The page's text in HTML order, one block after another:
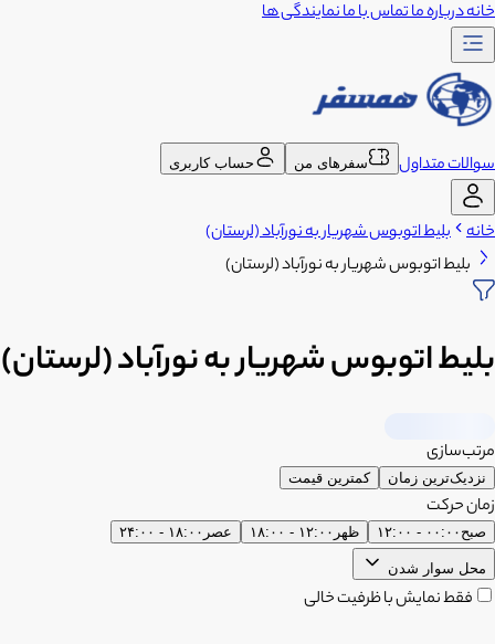
خانهدرباره ماتماس با مانمایندگی ها
سوالات متداول سفرهای من حساب کاربری
خانه بلیط اتوبوس شهریار به نورآباد (لرستان)
بلیط اتوبوس شهریار به نورآباد (لرستان)
بلیط اتوبوس شهریار به نورآباد (لرستان)
مرتب‌سازی
نزدیک‌ترین زمان کمترین قیمت
زمان حرکت
صبح ۰۰:۰۰ - ۱۲:۰۰ ظهر ۱۲:۰۰ - ۱۸:۰۰ عصر ۱۸:۰۰ - ۲۴:۰۰
محل سوار شدن
فقط نمایش با ظرفیت خالی